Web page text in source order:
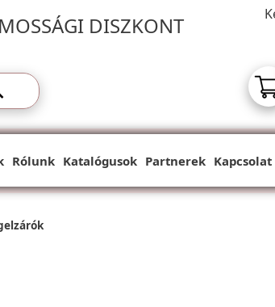
DISZKONT
Rólunk Katalógusok Partnerek Kapcsolat